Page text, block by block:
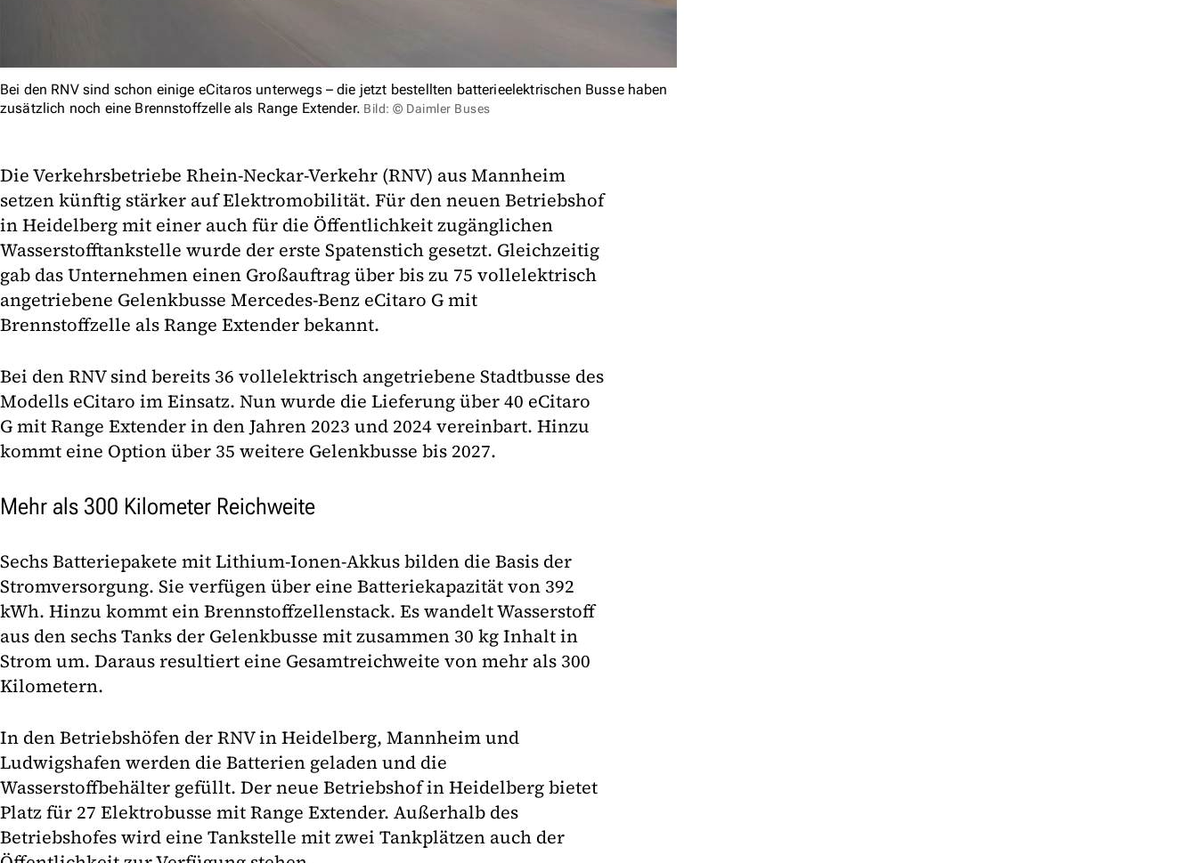
Bei den RNV sind schon einige eCitaros unterwegs – die jetzt bestellten batterieelektrischen Busse haben
zusätzlich noch eine Brennstoffzelle als Range Extender. Bild: © Daimler Buses
Die Verkehrsbetriebe Rhein-Neckar-Verkehr (RNV) aus Mannheim
setzen künftig stärker auf Elektromobilität. Für den neuen Betriebshof
in Heidelberg mit einer auch für die Öffentlichkeit zugänglichen
Wasserstofftankstelle wurde der erste Spatenstich gesetzt. Gleichzeitig
gab das Unternehmen einen Großauftrag über bis zu 75 vollelektrisch
angetriebene Gelenkbusse Mercedes-Benz eCitaro G mit
Brennstoffzelle als Range Extender bekannt.
Bei den RNV sind bereits 36 vollelektrisch angetriebene Stadtbusse des
Modells eCitaro im Einsatz. Nun wurde die Lieferung über 40 eCitaro
G mit Range Extender in den Jahren 2023 und 2024 vereinbart. Hinzu
kommt eine Option über 35 weitere Gelenkbusse bis 2027.
Mehr als 300 Kilometer Reichweite
Sechs Batteriepakete mit Lithium-Ionen-Akkus bilden die Basis der
Stromversorgung. Sie verfügen über eine Batteriekapazität von 392
kWh. Hinzu kommt ein Brennstoff­zellenstack. Es wandelt Wasserstoff
aus den sechs Tanks der Gelenkbusse mit zusammen 30 kg Inhalt in
Strom um. Daraus resultiert eine Gesamtreichweite von mehr als 300
Kilometern.
In den Betriebshöfen der RNV in Heidelberg, Mannheim und
Ludwigshafen werden die Batterien geladen und die
Wasserstoffbehälter gefüllt. Der neue Betriebshof in Heidelberg bietet
Platz für 27 Elektrobusse mit Range Extender. Außerhalb des
Betriebshofes wird eine Tankstelle mit zwei Tankplätzen auch der